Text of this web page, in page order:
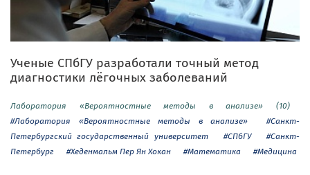
Ученые СПбГУ разработали точный метод
диагностики лёгочных заболеваний
Лаборатория «Вероятностные методы в анализе» (10)
#Лаборатория «Вероятностные методы в анализе»
#Санкт-
Петербургский государственный университет
#СПбГУ
#Санкт-
Петербург
#Хеденмальм Пер Ян Хокан #Математика #Медицина